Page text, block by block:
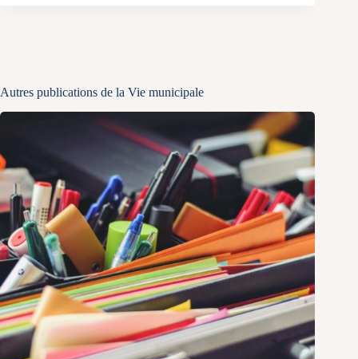
Autres publications de la Vie municipale